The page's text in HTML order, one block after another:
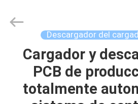
HOGAR
PRODUCTOS
CHARMHIGH
TECHNOLOGY
Descargador del
Cargador y
PCB de
totalmente